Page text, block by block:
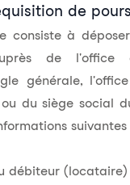
de
consiste à
de l'office
générale,
du siège social
suivantes
débiteur (locataire)